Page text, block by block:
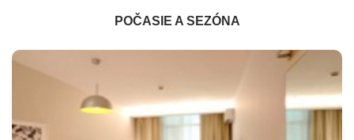
POČASIE A SEZÓNA